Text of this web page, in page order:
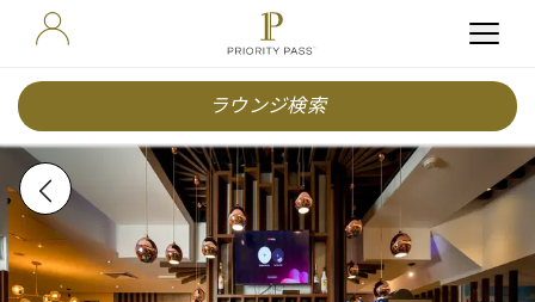
ラウンジ検索